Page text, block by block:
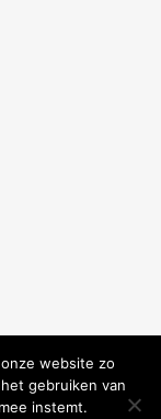
website zo
gebruiken van
instemt.